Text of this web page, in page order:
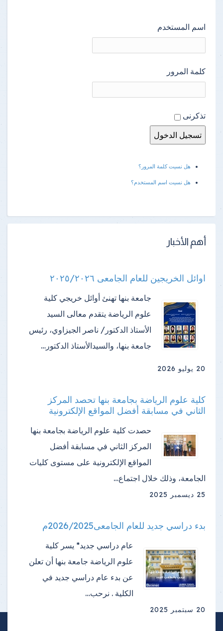
اسم المستخدم
كلمة المرور
تذكرنى
هل نسيت كلمة المرور؟
هل نسيت اسم المستخدم؟
أهم الأخبار
اوائل الخريجين للعام الجامعى ٢٠٢٥/٢٠٢٦
جامعة بنها تهنئ أوائل خريجي كلية
علوم الرياضة ​يتقدم معالى السيد
الأستاذ الدكتور/ ناصر الجيزاوي، رئيس
جامعة بنها، والسيدالأستاذ الدكتور…
20 يوليو 2026
كلية علوم الرياضة بجامعة بنها تحصد المركز
الثاني في مسابقة أفضل المواقع الإلكترونية
حصدت كلية علوم الرياضة بجامعة بنها
المركز الثاني في مسابقة أفضل
المواقع الإلكترونية على مستوى كليات
الجامعة، وذلك خلال اجتماع…
25 ديسمبر 2025
بدء دراسي جديد للعام الجامعى2026/2025م
عام دراسي جديد* يسر كلية
علوم الرياضة جامعة بنها أن تعلن
عن بدء عام دراسي جديد في
الكلية . نرحب…
20 سبتمبر 2025